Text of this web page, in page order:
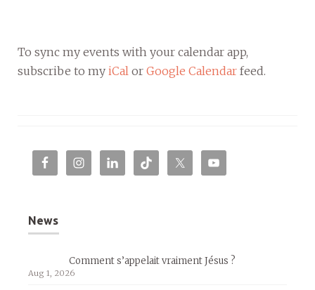
To sync my events with your calendar app,
subscribe to my iCal or Google Calendar feed.
News
Comment s’appelait vraiment Jésus ?
Aug 1, 2026